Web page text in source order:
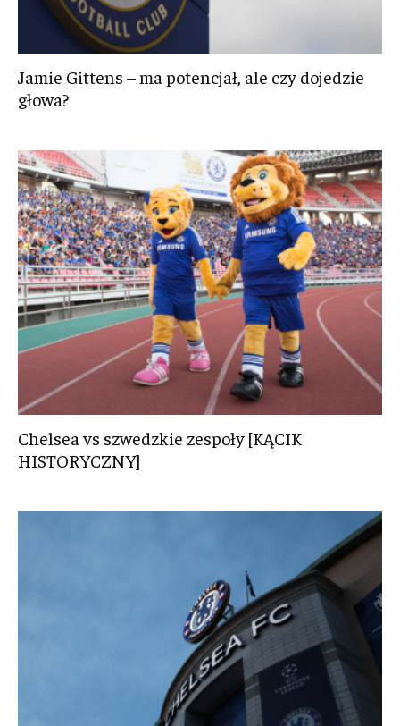
Jamie Gittens – ma potencjał, ale czy dojedzie
głowa?
Chelsea vs szwedzkie zespoły [KĄCIK
HISTORYCZNY]